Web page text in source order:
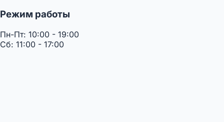
Режим работы
Пн-Пт: 10:00 - 19:00
Сб: 11:00 - 17:00